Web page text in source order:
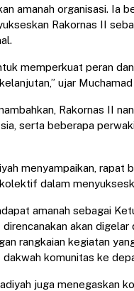
amanah organisasi. Ia
Rakornas II
memperkuat peran
ujar
Rakornas II
serta beberapa
menyampaikan, rapat
dalam
amanah sebagai
akan
rangkaian kegiatan
komunitas ke
juga menegaskan